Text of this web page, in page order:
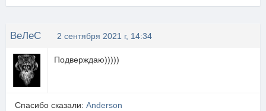
ВеЛеС 2 сентября 2021 г, 14:34
Подверждаю)))))
Спасибо сказали: Anderson